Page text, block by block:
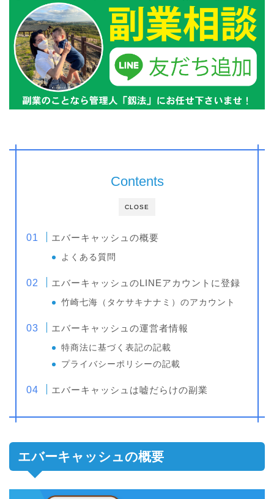
CLOSE
Contents
エバーキャッシュの概要
よくある質問
エバーキャッシュのLINEアカウントに登録
竹崎七海（タケサキナナミ）のアカウント
エバーキャッシュの運営者情報
特商法に基づく表記の記載
プライバシーポリシーの記載
エバーキャッシュは嘘だらけの副業
エバーキャッシュの概要